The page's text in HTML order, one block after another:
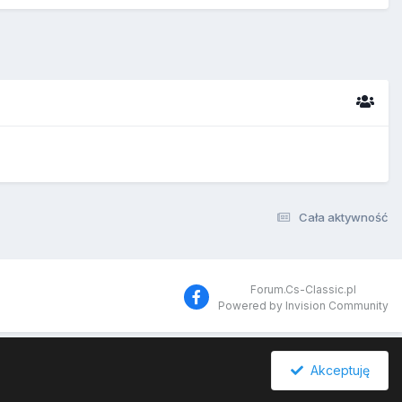
Cała aktywność
Forum.Cs-Classic.pl
Powered by Invision Community
Akceptuję